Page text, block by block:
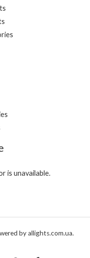
is unavailable.
by allights.com.ua.